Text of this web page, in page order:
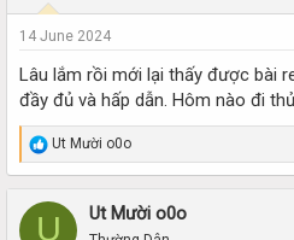
n
s
14 June 2024
Lâu lắm rồi mới lại thấy được bài
đầy đủ và hấp dẫn. Hôm nào đi
R
e
a
c
Ut Mười o0o
U Ut Mười o0o